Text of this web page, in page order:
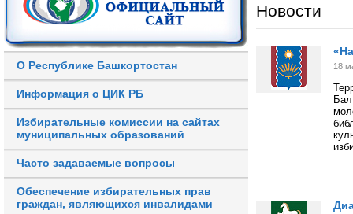
О Республике Башкортостан
Информация о ЦИК РБ
Избирательные комиссии на сайтах
муниципальных образований
Часто задаваемые вопросы
Обеспечение избирательных прав
граждан, являющихся инвалидами
Новости
18